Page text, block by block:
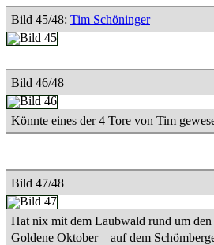
Bild 45/48: Tim Schöninger
Bild 46/48
Könnte eines der 4 Tore von Tim
Bild 47/48
Hat nix mit dem Laubwald rund um
Goldene Oktober – auf dem